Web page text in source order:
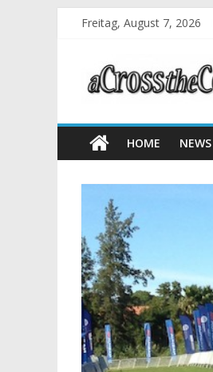
Freitag, August 7, 2026
HOME NEWS